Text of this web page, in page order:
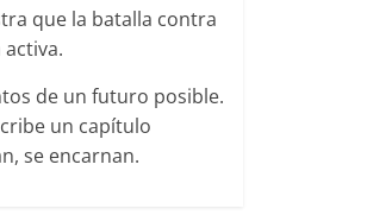
que la batalla contra
de un futuro posible.
un capítulo
se encarnan.